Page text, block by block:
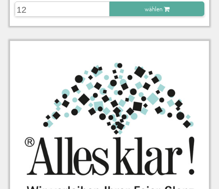
wählen
zu Warenkorb hinzugefügt.